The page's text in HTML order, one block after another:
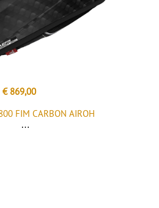
€ 869,00
FIM CARBON AIROH